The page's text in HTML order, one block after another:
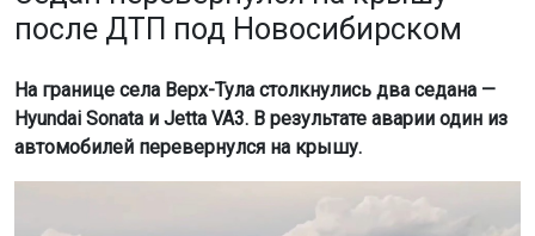
после ДТП под Новосибирском
На границе села Верх-Тула столкнулись два седана —
Hyundai Sonata и Jetta VA3. В результате аварии один из
автомобилей перевернулся на крышу.